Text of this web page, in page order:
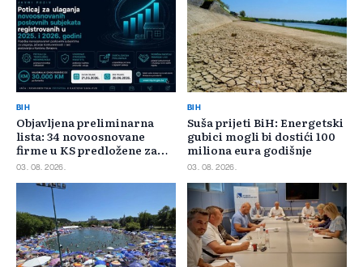
BIH
Objavljena preliminarna
lista: 34 novoosnovane
firme u KS predložene za
400.000 KM poticaja
03. 08. 2026.
BIH
Suša prijeti BiH: Energetski
gubici mogli bi dostići 100
miliona eura godišnje
03. 08. 2026.